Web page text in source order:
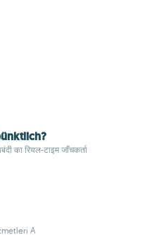
का रियल-टाइम जाँचकर्ता
A